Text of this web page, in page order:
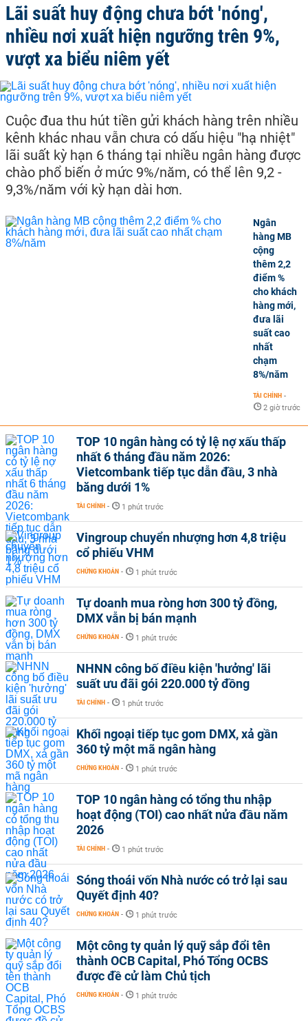
Lãi suất huy động chưa bớt 'nóng',
nhiều nơi xuất hiện ngưỡng trên 9%,
vượt xa biểu niêm yết
Cuộc đua thu hút tiền gửi khách hàng trên nhiều
kênh khác nhau vẫn chưa có dấu hiệu "hạ nhiệt"
lãi suất kỳ hạn 6 tháng tại nhiều ngân hàng được
chào phổ biến ở mức 9%/năm, có thể lên 9,2 -
9,3%/năm với kỳ hạn dài hơn.
Ngân
hàng MB
cộng
thêm 2,2
điểm %
cho khách
hàng mới,
đưa lãi
suất cao
nhất
chạm
8%/năm
TÀI CHÍNH -
2 giờ trước
TOP 10 ngân hàng có tỷ lệ nợ xấu thấp
nhất 6 tháng đầu năm 2026:
Vietcombank tiếp tục dẫn đầu, 3 nhà
băng dưới 1%
TÀI CHÍNH - 1 phút trước
Vingroup chuyển nhượng hơn 4,8 triệu
cổ phiếu VHM
CHỨNG KHOÁN - 1 phút trước
Tự doanh mua ròng hơn 300 tỷ đồng,
DMX vẫn bị bán mạnh
CHỨNG KHOÁN - 1 phút trước
NHNN công bố điều kiện 'hưởng' lãi
suất ưu đãi gói 220.000 tỷ đồng
TÀI CHÍNH - 1 phút trước
Khối ngoại tiếp tục gom DMX, xả gần
360 tỷ một mã ngân hàng
CHỨNG KHOÁN - 1 phút trước
TOP 10 ngân hàng có tổng thu nhập
hoạt động (TOI) cao nhất nửa đầu năm
2026
TÀI CHÍNH - 1 phút trước
Sóng thoái vốn Nhà nước có trở lại sau
Quyết định 40?
CHỨNG KHOÁN - 1 phút trước
Một công ty quản lý quỹ sắp đổi tên
thành OCB Capital, Phó Tổng OCBS
được đề cử làm Chủ tịch
CHỨNG KHOÁN - 1 phút trước